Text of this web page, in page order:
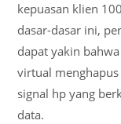
kepuasan klien
dasar-dasar ini,
dapat yakin
virtual
signal hp yang
data.